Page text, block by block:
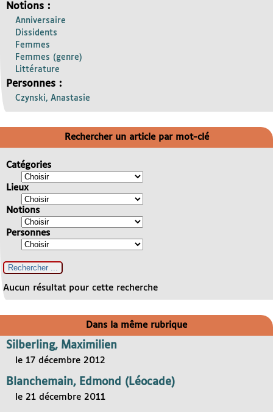
Notions :
Anniversaire
Dissidents
Femmes
Femmes (genre)
Littérature
Personnes :
Czynski, Anastasie
Rechercher un article par mot-clé
Catégories
Lieux
Notions
Personnes
Aucun résultat pour cette recherche
Dans la même rubrique
Silberling, Maximilien
le 17 décembre 2012
Blanchemain, Edmond (Léocade)
le 21 décembre 2011